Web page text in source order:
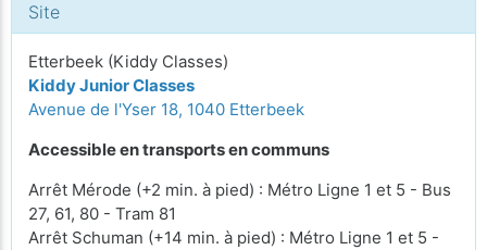
Site
Etterbeek (Kiddy Classes)
Kiddy Junior Classes
Avenue de l'Yser 18, 1040 Etterbeek
Accessible en transports en communs
Arrêt Mérode (+2 min. à pied) : Métro Ligne 1 et 5 - Bus
27, 61, 80 - Tram 81
Arrêt Schuman (+14 min. à pied) : Métro Ligne 1 et 5 -